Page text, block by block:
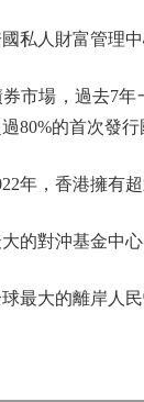
人財富管理中
場，過去7年一
80%的首次發行
，香港擁有超
對沖基金中心
大的離岸人民